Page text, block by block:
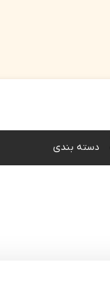
دسته بندی